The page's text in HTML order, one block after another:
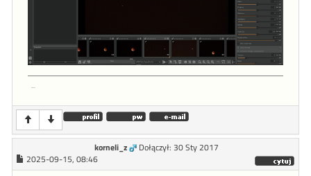
...
korneli_z
Dołączył: 30 Sty 2017
2025-09-15, 08:46